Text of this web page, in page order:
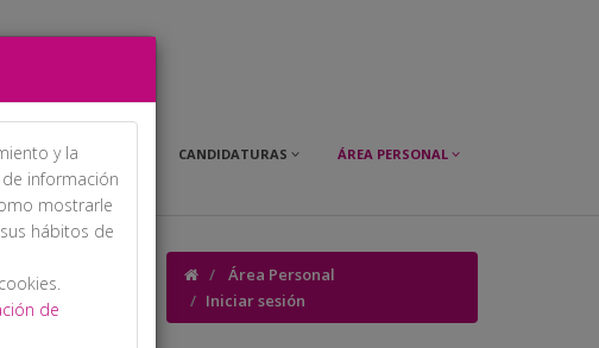
y la
información
mostrarle
hábitos de
de
COMERCIAL CANDIDATURAS ÁREA PERSONAL
Área Personal
Iniciar sesión